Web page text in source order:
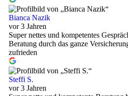
Bianca Nazik
vor 3 Jahren
Super nettes und kompetentes
Beratung durch das ganze
zufrieden
Steffi S.
vor 3 Jahren